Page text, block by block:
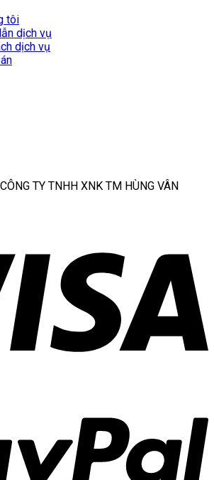
tôi
dịch vụ
dịch vụ
TY TNHH XNK TM HÙNG VÂN